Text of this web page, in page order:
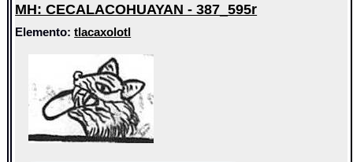
MH: CECALACOHUAYAN - 387_595r
Elemento:tlacaxolotl